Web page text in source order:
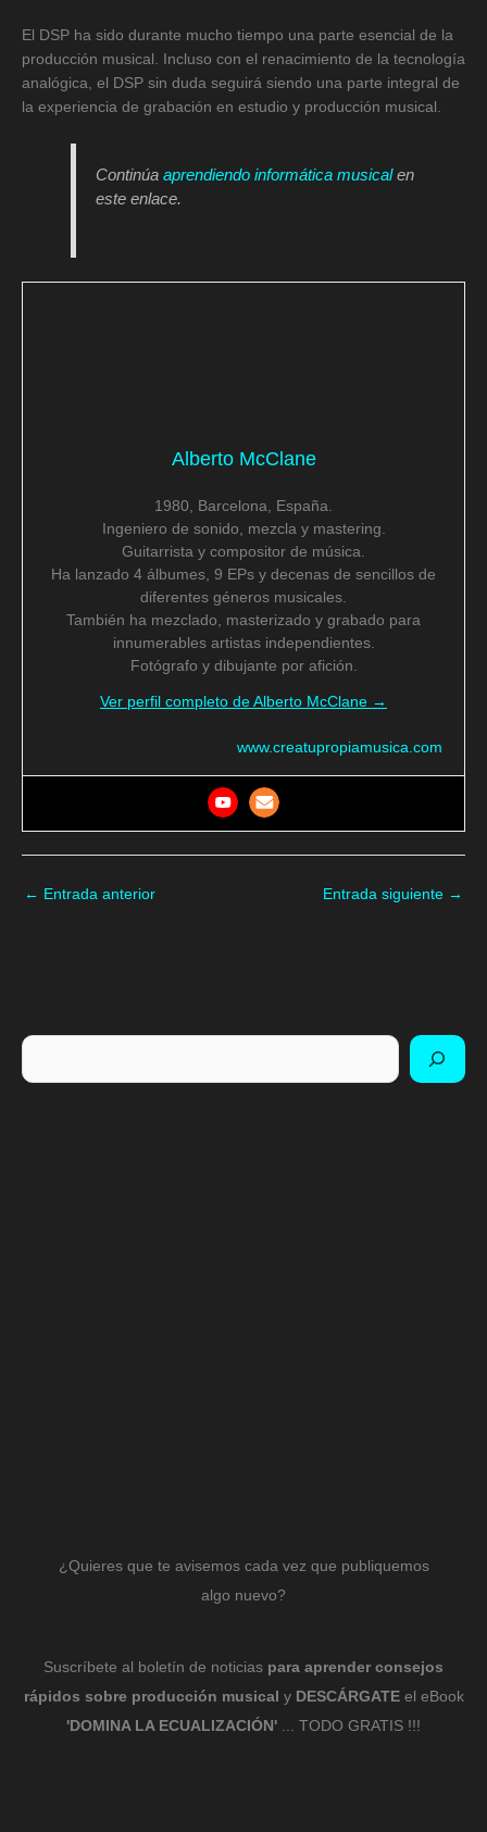
El DSP ha sido durante mucho tiempo una parte esencial de la
producción musical. Incluso con el renacimiento de la tecnología
analógica, el DSP sin duda seguirá siendo una parte integral de
la experiencia de grabación en estudio y producción musical.
Continúaaprendiendo informática musicalen
este enlace.
Alberto McClane
1980, Barcelona, España.
Ingeniero de sonido, mezcla y mastering.
Guitarrista y compositor de música.
Ha lanzado 4 álbumes, 9 EPs y decenas de sencillos de
diferentes géneros musicales.
También ha mezclado, masterizado y grabado para
innumerables artistas independientes.
Fotógrafo y dibujante por afición.
Ver perfil completo de Alberto McClane →
www.creatupropiamusica.com
← Entrada anterior Entrada siguiente →
Buscar
¿Quieres que te avisemos cada vez que publiquemos
algo nuevo?
Suscríbete al boletín de noticias para aprender consejos
rápidos sobre producción musical y DESCÁRGATEel eBook
'DOMINA LA ECUALIZACIÓN' ... TODO GRATIS !!!